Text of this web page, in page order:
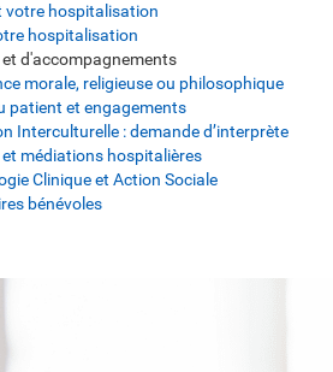
votre hospitalisation
hospitalisation
et d'accompagnements
morale, religieuse ou philosophique
patient et engagements
Interculturelle : demande d’interprète
médiations hospitalières
Clinique et Action Sociale
bénévoles